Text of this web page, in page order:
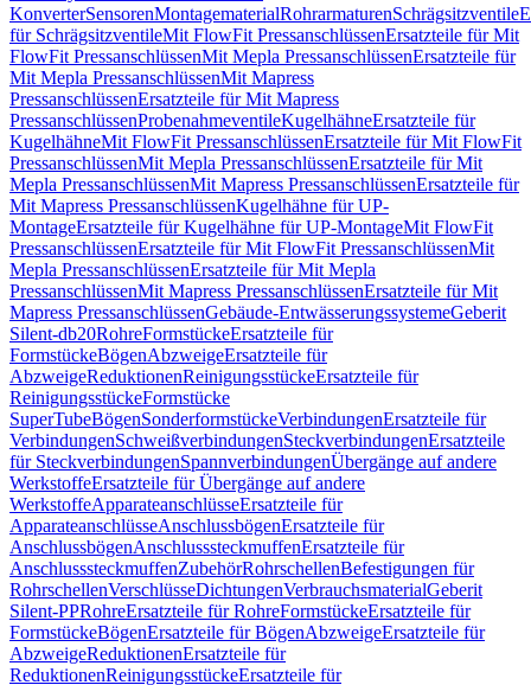
KonverterSensorenMontagematerialRohrarmaturenSchrägsitzventile
für SchrägsitzventileMit FlowFit PressanschlüssenErsatzteile für Mit
FlowFit PressanschlüssenMit Mepla PressanschlüssenErsatzteile für
Mit Mepla PressanschlüssenMit Mapress
PressanschlüssenErsatzteile für Mit Mapress
PressanschlüssenProbenahmeventileKugelhähneErsatzteile für
KugelhähneMit FlowFit PressanschlüssenErsatzteile für Mit FlowFit
PressanschlüssenMit Mepla PressanschlüssenErsatzteile für Mit
Mepla PressanschlüssenMit Mapress PressanschlüssenErsatzteile für
Mit Mapress PressanschlüssenKugelhähne für UP-
MontageErsatzteile für Kugelhähne für UP-MontageMit FlowFit
PressanschlüssenErsatzteile für Mit FlowFit PressanschlüssenMit
Mepla PressanschlüssenErsatzteile für Mit Mepla
PressanschlüssenMit Mapress PressanschlüssenErsatzteile für Mit
Mapress PressanschlüssenGebäude-EntwässerungssystemeGeberit
Silent-db20RohreFormstückeErsatzteile für
FormstückeBögenAbzweigeErsatzteile für
AbzweigeReduktionenReinigungsstückeErsatzteile für
ReinigungsstückeFormstücke
SuperTubeBögenSonderformstückeVerbindungenErsatzteile für
VerbindungenSchweißverbindungenSteckverbindungenErsatzteile
für SteckverbindungenSpannverbindungenÜbergänge auf andere
WerkstoffeErsatzteile für Übergänge auf andere
WerkstoffeApparateanschlüsseErsatzteile für
ApparateanschlüsseAnschlussbögenErsatzteile für
AnschlussbögenAnschlusssteckmuffenErsatzteile für
AnschlusssteckmuffenZubehörRohrschellenBefestigungen für
RohrschellenVerschlüsseDichtungenVerbrauchsmaterialGeberit
Silent-PPRohreErsatzteile für RohreFormstückeErsatzteile für
FormstückeBögenErsatzteile für BögenAbzweigeErsatzteile für
AbzweigeReduktionenErsatzteile für
ReduktionenReinigungsstückeErsatzteile für